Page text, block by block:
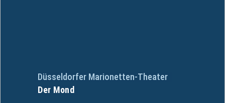
Düsseldorfer Marionetten-Theater
Der Mond